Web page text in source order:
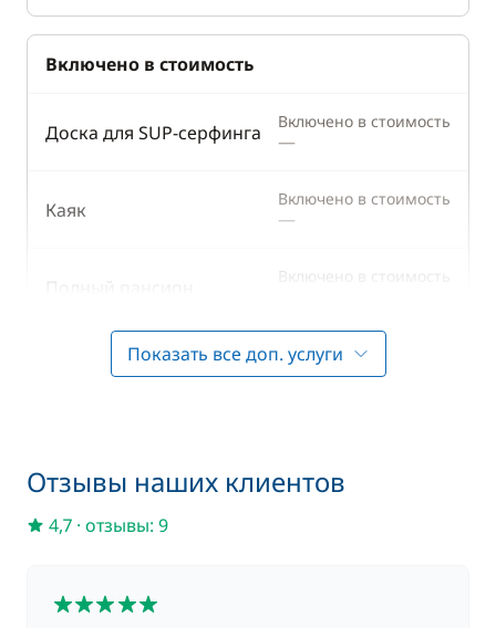
Включено в стоимость
Доска для SUP-серфинга Включено в стоимость
—
Каяк Включено в стоимость
—
Полный пансион Включено в стоимость
Постельное белье +
Полотенца
Включено в стоимость
—
Шкипер
Шлюпка (тузик) с
подвесным мотором
Показать все доп. услуги
Отзывы наших клиентов
4,7 · отзывы: 9